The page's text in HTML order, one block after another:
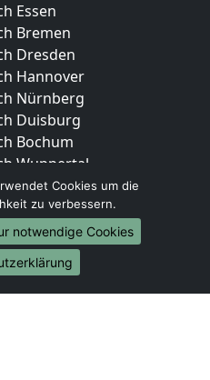
Essen
Bremen
Dresden
Hannover
Nürnberg
Duisburg
Bochum
Wuppertal
Bielefeld
Bonn
Münster
Brasilien
Cookies um die
zu verbessern.
notwendige Cookies